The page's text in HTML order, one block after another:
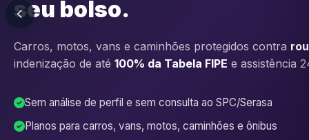
seu bolso.
Carros, motos, vans e caminhões protegidos contra
indenização de até 100% da Tabela FIPE e assistência
Sem análise de perfil e sem consulta ao SPC/Serasa
Planos para carros, vans, motos, caminhões e ônibus